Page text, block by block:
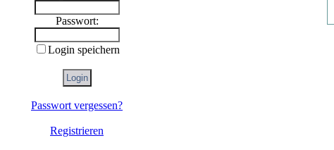
Passwort:
Login speichern
Passwort vergessen?
Registrieren